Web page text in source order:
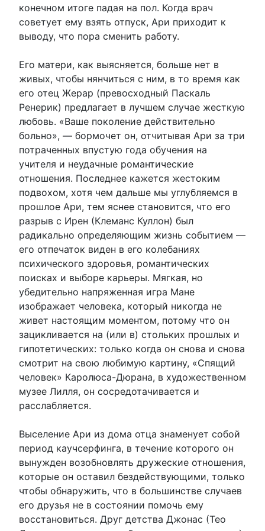
конечном итоге падая на пол. Когда врач
советует ему взять отпуск, Ари приходит к
выводу, что пора сменить работу.
Его матери, как выясняется, больше нет в
живых, чтобы нянчиться с ним, в то время как
его отец Жерар (превосходный Паскаль
Ренерик) предлагает в лучшем случае жесткую
любовь. «Ваше поколение действительно
больно», — бормочет он, отчитывая Ари за три
потраченных впустую года обучения на
учителя и неудачные романтические
отношения. Последнее кажется жестоким
подвохом, хотя чем дальше мы углубляемся в
прошлое Ари, тем яснее становится, что его
разрыв с Ирен (Клеманс Куллон) был
радикально определяющим жизнь событием —
его отпечаток виден в его колебаниях
психического здоровья, романтических
поисках и выборе карьеры. Мягкая, но
убедительно напряженная игра Мане
изображает человека, который никогда не
живет настоящим моментом, потому что он
зацикливается на (или в) стольких прошлых и
гипотетических: только когда он снова и снова
смотрит на свою любимую картину, «Спящий
человек» Каролюса-Дюрана, в художественном
музее Лилля, он сосредотачивается и
расслабляется.
Выселение Ари из дома отца знаменует собой
период каучсерфинга, в течение которого он
вынужден возобновлять дружеские отношения,
которые он оставил бездействующими, только
чтобы обнаружить, что в большинстве случаев
его друзья не в состоянии помочь ему
восстановиться. Друг детства Джонас (Тео